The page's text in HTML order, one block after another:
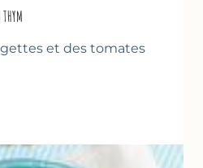
et des tomates